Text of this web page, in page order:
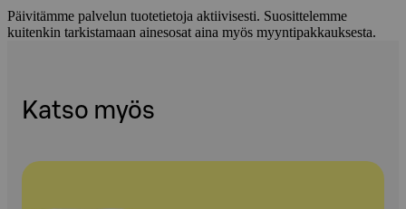
Päivitämme palvelun tuotetietoja aktiivisesti. Suosittelemme
kuitenkin tarkistamaan ainesosat aina myös myyntipakkauksesta.
Katso myös